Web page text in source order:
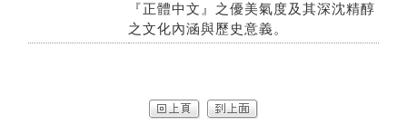
『正體中文』之優美氣度及其深沈精醇
之文化內涵與歷史意義。